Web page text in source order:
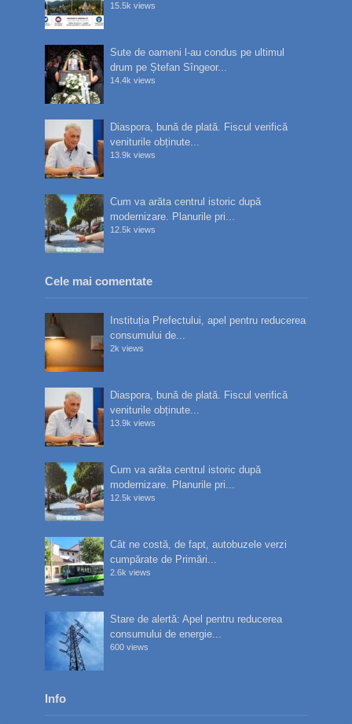
15.5k views
Sute de oameni l-au condus pe ultimul
drum pe Ștefan Sîngeor...
14.4k views
Diaspora, bună de plată. Fiscul verifică
veniturile obținute...
13.9k views
Cum va arăta centrul istoric după
modernizare. Planurile pri...
12.5k views
Cele mai comentate
Instituția Prefectului, apel pentru reducerea
consumului de...
2k views
Diaspora, bună de plată. Fiscul verifică
veniturile obținute...
13.9k views
Cum va arăta centrul istoric după
modernizare. Planurile pri...
12.5k views
Cât ne costă, de fapt, autobuzele verzi
cumpărate de Primări...
2.6k views
Stare de alertă: Apel pentru reducerea
consumului de energie...
600 views
Info